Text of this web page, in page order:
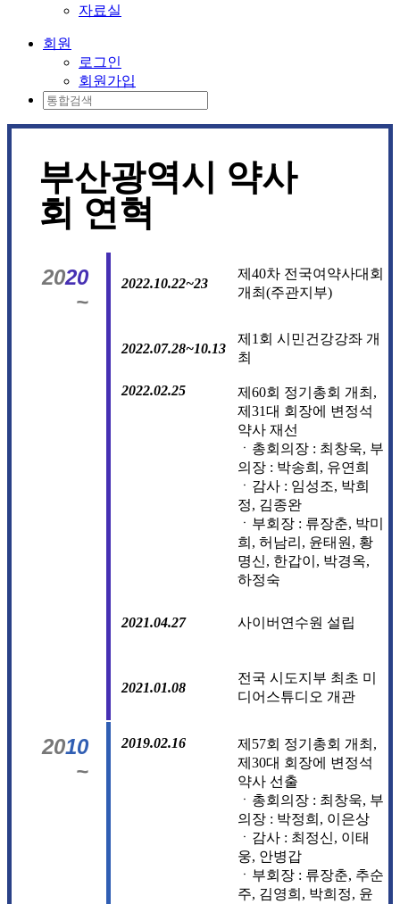
자료실
회원
로그인
회원가입
부산광역시 약사
회 연혁
2020
~
2022.10.22~23
제40차 전국여약사대회
개최(주관지부)
2022.07.28~10.13
제1회 시민건강강좌 개
최
2022.02.25
제60회 정기총회 개최,
제31대 회장에 변정석
약사 재선
ㆍ총회의장 : 최창욱, 부
의장 : 박송희, 유연희
ㆍ감사 : 임성조, 박희
정, 김종완
ㆍ부회장 : 류장춘, 박미
희, 허남리, 윤태원, 황
명신, 한갑이, 박경옥,
하정숙
2021.04.27 사이버연수원 설립
2021.01.08
전국 시도지부 최초 미
디어스튜디오 개관
2010
~
2019.02.16
제57회 정기총회 개최,
제30대 회장에 변정석
약사 선출
ㆍ총회의장 : 최창욱, 부
의장 : 박정희, 이은상
ㆍ감사 : 최정신, 이태
웅, 안병갑
ㆍ부회장 : 류장춘, 추순
주, 김영희, 박희정, 윤